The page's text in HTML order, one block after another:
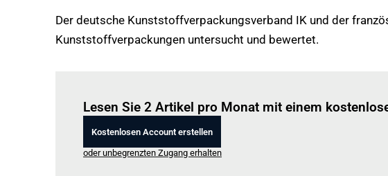
Der deutsche Kunststoffverpackungsverband IK und der
Kunststoffverpackungen untersucht und bewertet.
Lesen Sie 2 Artikel pro Monat mit einem
Kostenlosen Account erstellen
oder unbegrenzten Zugang erhalten